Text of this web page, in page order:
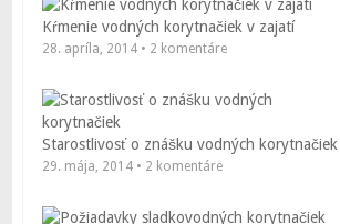
Kŕmenie vodných korytnačiek v zajatí
28. apríla, 2014 • 2 komentáre
Starostlivosť o znášku vodných korytnačiek
29. mája, 2014 • 2 komentáre